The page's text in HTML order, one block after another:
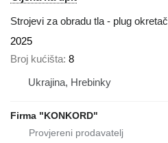
Strojevi za obradu tla - plug okretač
2025
Broj kućišta 8
Ukrajina, Hrebinky
Firma "KONKORD"